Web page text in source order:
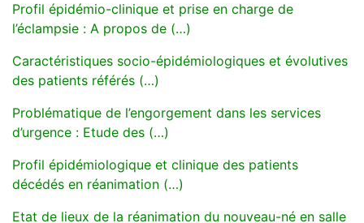
Profil épidémio-clinique et prise en charge de
l’éclampsie : A propos de (…)
Caractéristiques socio-épidémiologiques et évolutives
des patients référés (…)
Problématique de l’engorgement dans les services
d’urgence : Etude des (…)
Profil épidémiologique et clinique des patients
décédés en réanimation (…)
Etat de lieux de la réanimation du nouveau-né en salle